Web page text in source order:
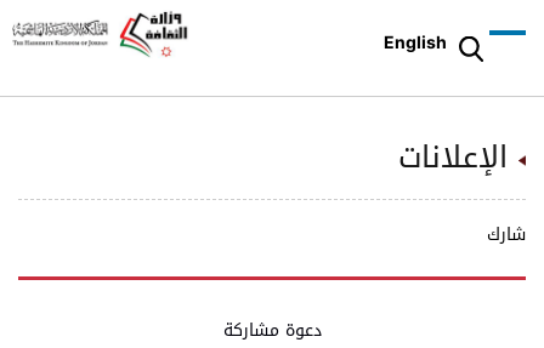
English
الإعلانات
شارك
دعوة مشاركة